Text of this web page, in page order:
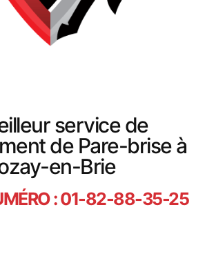
service de
de Pare-brise à
en-Brie
: 01-82-88-35-25